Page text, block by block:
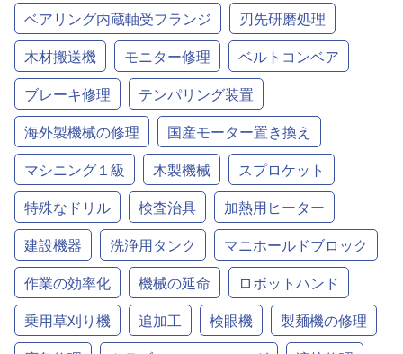
ベアリング内蔵軸受フランジ
刃先研磨処理
木材搬送機
モニター修理
ベルトコンベア
ブレーキ修理
テンパリング装置
海外製機械の修理
国産モーター置き換え
マシニング１級
木製機械
スプロケット
特殊なドリル
検査治具
加熱用ヒーター
建設機器
洗浄用タンク
マニホールドブロック
作業の効率化
機械の延命
ロボットハンド
乗用草刈り機
追加工 検眼機
製麺機の修理